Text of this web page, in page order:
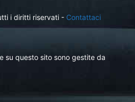
i diritti riservati - Contattaci
su questo sito sono gestite da